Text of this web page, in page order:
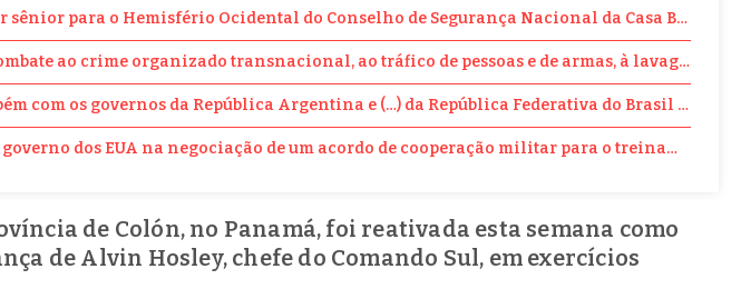
sênior para o Hemisfério Ocidental do Conselho de Segurança Nacional da Casa
ao crime organizado transnacional, ao tráfico de pessoas e de armas, à lavagem de
com os governos da República Argentina e (…) da República Federativa do Brasil na
dos EUA na negociação de um acordo de cooperação militar para o treinamento e
de Colón, no Panamá, foi reativada esta semana como
de Alvin Hosley, chefe do Comando Sul, em exercícios